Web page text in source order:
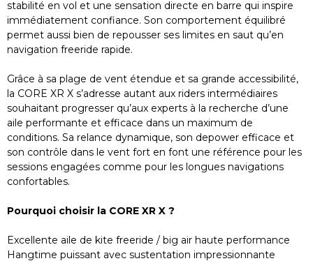
stabilité en vol et une sensation directe en barre qui inspire
immédiatement confiance. Son comportement équilibré
permet aussi bien de repousser ses limites en saut qu’en
navigation freeride rapide.
Grâce à sa plage de vent étendue et sa grande accessibilité,
la CORE XR X s’adresse autant aux riders intermédiaires
souhaitant progresser qu’aux experts à la recherche d’une
aile performante et efficace dans un maximum de
conditions. Sa relance dynamique, son depower efficace et
son contrôle dans le vent fort en font une référence pour les
sessions engagées comme pour les longues navigations
confortables.
Pourquoi choisir la CORE XR X ?
Excellente aile de kite freeride / big air haute performance
Hangtime puissant avec sustentation impressionnante